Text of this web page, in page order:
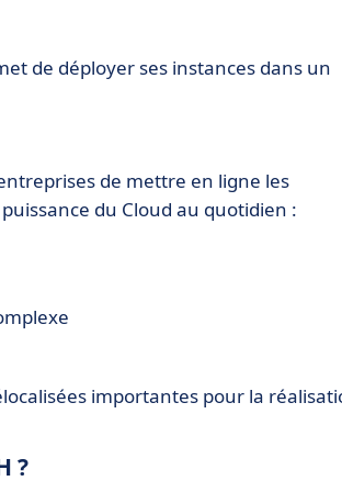
de déployer ses instances dans un
de mettre en ligne les
du Cloud au quotidien :
importantes pour la
?